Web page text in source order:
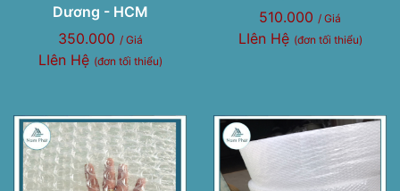
Dương - HCM
350.000 / Giá
LIên Hệ (đơn tối thiểu)
510.000 / Giá
LIên Hệ (đơn tối thiểu)